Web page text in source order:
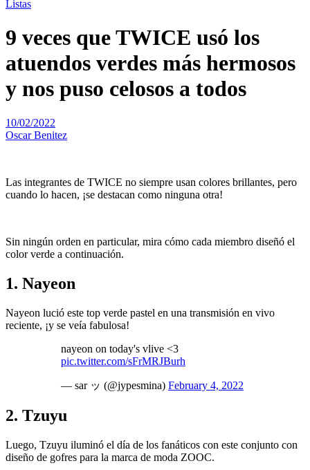
Listas
9 veces que TWICE usó los
atuendos verdes más hermosos
y nos puso celosos a todos
10/02/2022
Oscar Benitez
Las integrantes de TWICE no siempre usan colores brillantes, pero
cuando lo hacen, ¡se destacan como ninguna otra!
Sin ningún orden en particular, mira cómo cada miembro diseñó el
color verde a continuación.
1. Nayeon
Nayeon lució este top verde pastel en una transmisión en vivo
reciente, ¡y se veía fabulosa!
nayeon on today's vlive <3
pic.twitter.com/sFrMRJBurh
— sar ッ (@jypesmina) February 4, 2022
2. Tzuyu
Luego, Tzuyu iluminó el día de los fanáticos con este conjunto con
diseño de gofres para la marca de moda ZOOC.